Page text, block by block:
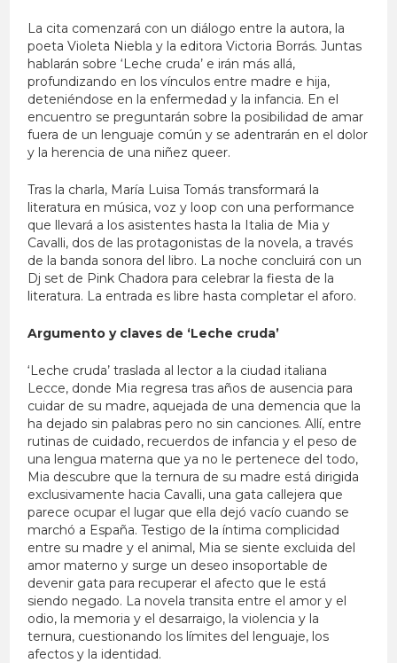
La cita comenzará con un diálogo entre la autora, la
poeta Violeta Niebla y la editora Victoria Borrás. Juntas
hablarán sobre ‘Leche cruda’ e irán más allá,
profundizando en los vínculos entre madre e hija,
deteniéndose en la enfermedad y la infancia. En el
encuentro se preguntarán sobre la posibilidad de amar
fuera de un lenguaje común y se adentrarán en el dolor
y la herencia de una niñez queer.
Tras la charla, María Luisa Tomás transformará la
literatura en música, voz y loop con una performance
que llevará a los asistentes hasta la Italia de Mia y
Cavalli, dos de las protagonistas de la novela, a través
de la banda sonora del libro. La noche concluirá con un
Dj set de Pink Chadora para celebrar la fiesta de la
literatura. La entrada es libre hasta completar el aforo.
Argumento y claves de ‘Leche cruda’
‘Leche cruda’ traslada al lector a la ciudad italiana
Lecce, donde Mia regresa tras años de ausencia para
cuidar de su madre, aquejada de una demencia que la
ha dejado sin palabras pero no sin canciones. Allí, entre
rutinas de cuidado, recuerdos de infancia y el peso de
una lengua materna que ya no le pertenece del todo,
Mia descubre que la ternura de su madre está dirigida
exclusivamente hacia Cavalli, una gata callejera que
parece ocupar el lugar que ella dejó vacío cuando se
marchó a España. Testigo de la íntima complicidad
entre su madre y el animal, Mia se siente excluida del
amor materno y surge un deseo insoportable de
devenir gata para recuperar el afecto que le está
siendo negado. La novela transita entre el amor y el
odio, la memoria y el desarraigo, la violencia y la
ternura, cuestionando los límites del lenguaje, los
afectos y la identidad.